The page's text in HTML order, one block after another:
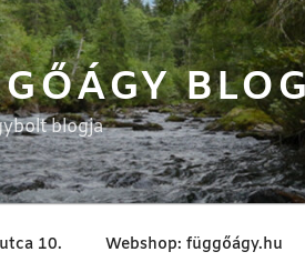
blogja
10. Webshop: függőágy.hu